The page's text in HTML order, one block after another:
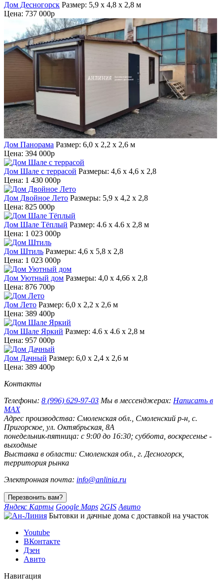
Дом Десногорск Размер: 5,9 x 4,8 x 2,8 м
Цена: 737 000р
Дом Панорама Размер: 6,0 х 2,2 х 2,6 м
Цена: 394 000р
Дом Шале с террасой Размеры: 4,6 х 4,6 х 2,8
Цена: 1 430 000р
Дом Двойное Лето Размеры: 5,9 x 4,2 x 2,8
Цена: 825 000р
Дом Шале Тёплый Размер: 4.6 х 4.6 х 2,8 м
Цена: 1 023 000р
Дом Штиль Размеры: 4,6 x 5,8 x 2,8
Цена: 1 023 000р
Дом Уютный дом Размеры: 4,0 х 4,66 х 2,8
Цена: 876 700р
Дом Лето Размер: 6,0 х 2,2 х 2,6 м
Цена: 389 400р
Дом Шале Яркий Размер: 4.6 х 4.6 х 2,8 м
Цена: 957 000р
Дом Дачный Размер: 6,0 х 2,4 х 2,6 м
Цена: 389 400р
Контакты
Телефоны: 8 (996) 629-97-03 Мы в мессенджерах: Написать в
MAX
Адрес производства: Смоленская обл., Смоленский р-н, с.
Пригорское, ул. Октябрьская, 8А
понедельник-пятница: с 9:00 до 16:30; суббота, воскресенье -
выходные
Выставка в области: Смоленская обл., г. Десногорск,
территория рынка
Электронная почта: info@anlinia.ru
Яндекс Карты Google Maps 2GIS Авито
Бытовки и дачные дома с доставкой на участок
Youtube
ВКонтакте
Дзен
Авито
Навигация